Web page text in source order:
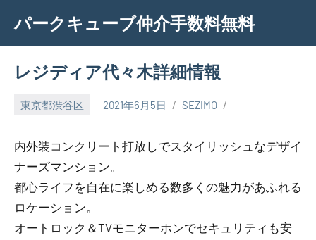
content
パークキューブ仲介手数料無料
レジディア代々木詳細情報
東京都渋谷区 2021年6月5日 SEZIMO
内外装コンクリート打放しでスタイリッシュなデザイ
ナーズマンション。
都心ライフを自在に楽しめる数多くの魅力があふれる
ロケーション。
オートロック＆TVモニターホンでセキュリティも安